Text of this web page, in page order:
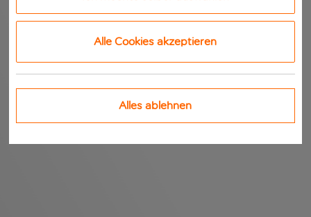
Alle Cookies akzeptieren
Alles ablehnen